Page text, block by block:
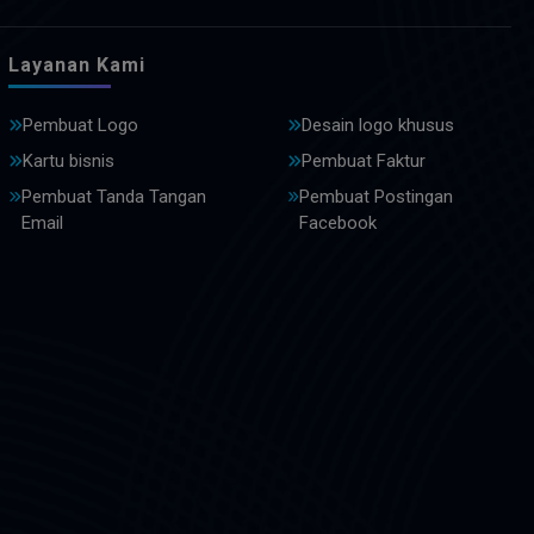
Layanan Kami
Pembuat Logo
Desain logo khusus
Kartu bisnis
Pembuat Faktur
Pembuat Tanda Tangan
Email
Pembuat Postingan
Facebook